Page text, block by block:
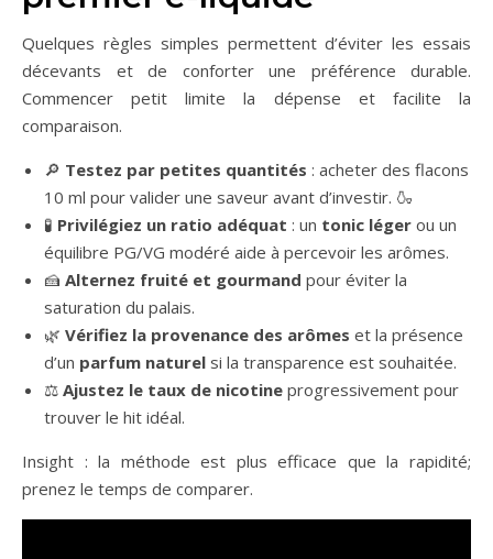
Quelques règles simples permettent d’éviter les essais
décevants et de conforter une préférence durable.
Commencer petit limite la dépense et facilite la
comparaison.
🔎 Testez par petites quantités : acheter des flacons
10 ml pour valider une saveur avant d’investir. 🍶
🧪 Privilégiez un ratio adéquat : un tonic léger ou un
équilibre PG/VG modéré aide à percevoir les arômes.
🍰 Alternez fruité et gourmand pour éviter la
saturation du palais.
🌿 Vérifiez la provenance des arômes et la présence
d’un parfum naturel si la transparence est souhaitée.
⚖️ Ajustez le taux de nicotine progressivement pour
trouver le hit idéal.
Insight : la méthode est plus efficace que la rapidité;
prenez le temps de comparer.